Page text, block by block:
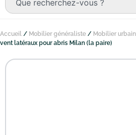
Accueil / Mobilier généraliste / Mobilier
vent latéraux pour abris Milan (la paire)